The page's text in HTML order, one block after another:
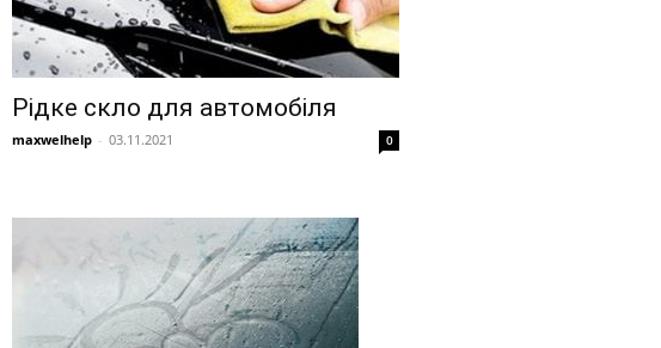
Рідке скло для автомобіля
maxwelhelp - 03.11.2021 0